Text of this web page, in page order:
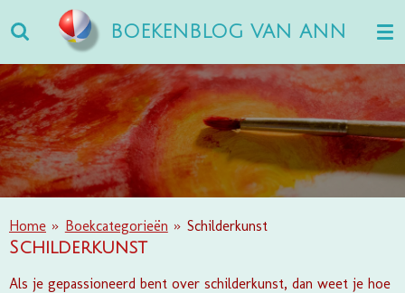
direct
naar
de
hoofdinhoud
BOEKENBLOG VAN ANN
Home » Boekcategorieën » Schilderkunst
Schilderkunst
Als je gepassioneerd bent over schilderkunst, dan weet je hoe